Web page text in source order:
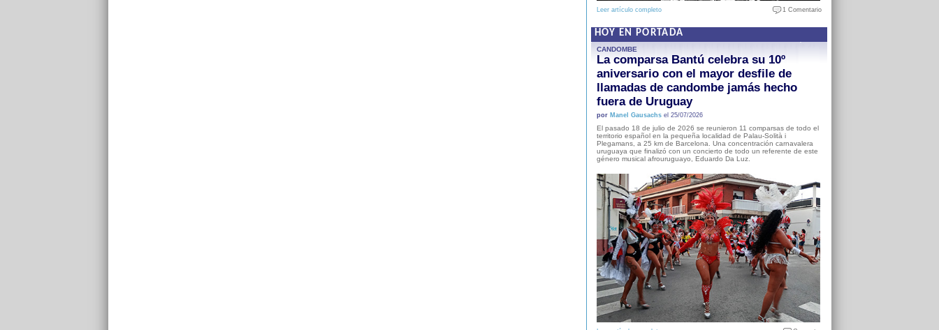
Leer artículo completo 1 Comentario
HOY EN PORTADA
CANDOMBE
La comparsa Bantú celebra su 10º
aniversario con el mayor desfile de
llamadas de candombe jamás hecho
fuera de Uruguay
por Manel Gausachsel 25/07/2026
El pasado 18 de julio de 2026 se reunieron 11 comparsas de todo el
territorio español en la pequeña localidad de Palau-Solità i
Plegamans, a 25 km de Barcelona. Una concentración carnavalera
uruguaya que finalizó con un concierto de todo un referente de este
género musical afrouruguayo, Eduardo Da Luz.